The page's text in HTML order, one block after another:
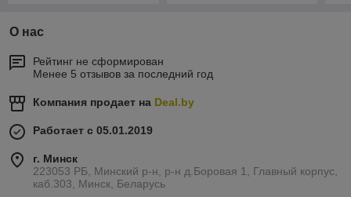
О нас
Рейтинг не сформирован
Менее 5 отзывов за последний год
Компания продает на Deal.by
Работает с 05.01.2019
г. Минск
223053 РБ, Минский р-н, р-н д.Боровая 1, Главный корпус,
каб.303, Минск, Беларусь